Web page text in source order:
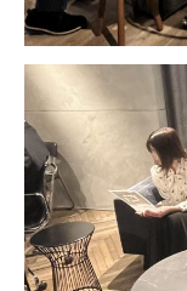
SCHEDULE
EVENT
STORY